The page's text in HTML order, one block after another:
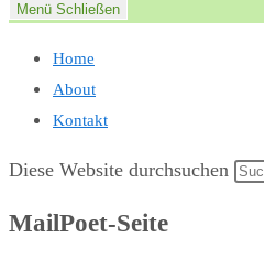
Menü Schließen
Home
About
Kontakt
Diese Website durchsuchen
MailPoet-Seite